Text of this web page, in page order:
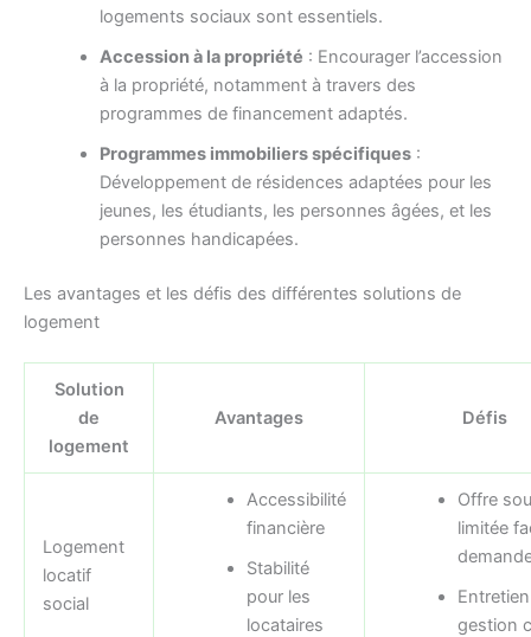
logements sociaux sont essentiels.
Accession à la propriété : Encourager l’accession
à la propriété, notamment à travers des
programmes de financement adaptés.
Programmes immobiliers spécifiques:
Développement de résidences adaptées pour les
jeunes, les étudiants, les personnes âgées, et les
personnes handicapées.
Les avantages et les défis des différentes solutions de
logement
Solution
de
logement
Avantages Défis
Logement
locatif
social
Accessibilité
financière
Stabilité
pour les
locataires
Offre
limitée
gestion